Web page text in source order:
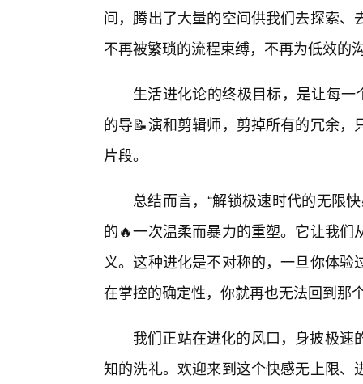
间，腾出了大量的空间供我们去探索
不再被繁琐的流程束缚，不再为低效的
生活进化论的终极目标，是让每一
的导📝演和剪辑师，剪掉所有的冗余
片段。
总结而言，“解锁极速时代的无限
的🔥一次温柔而暴力的重塑。它让我
义。这种进化是不对称的，一旦你体
在掌控的确定性，你就再也无法回到那
我们正站在进化的风口，身披极
知的洗礼。欢迎来到这个快感无上限